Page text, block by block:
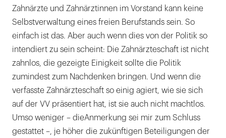
Zahnärzte und Zahnärztinnen im Vorstand kann keine
Selbstverwaltung eines freien Berufstands sein. So
einfach ist das. Aber auch wenn dies von der Politik so
intendiert zu sein scheint: Die Zahnärzteschaft ist nicht
zahnlos, die gezeigte Einigkeit sollte die Politik
zumindest zum Nachdenken bringen. Und wenn die
verfasste Zahnärzteschaft so einig agiert, wie sie sich
auf der VV präsentiert hat, ist sie auch nicht machtlos.
Umso weniger – dieAnmerkung sei mir zum Schluss
gestattet –, je höher die zukünftigen Beteiligungen der